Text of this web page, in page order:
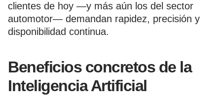
clientes de hoy —y más aún los del sector
automotor— demandan rapidez, precisión y
disponibilidad continua.
Beneficios concretos de la
Inteligencia Artificial